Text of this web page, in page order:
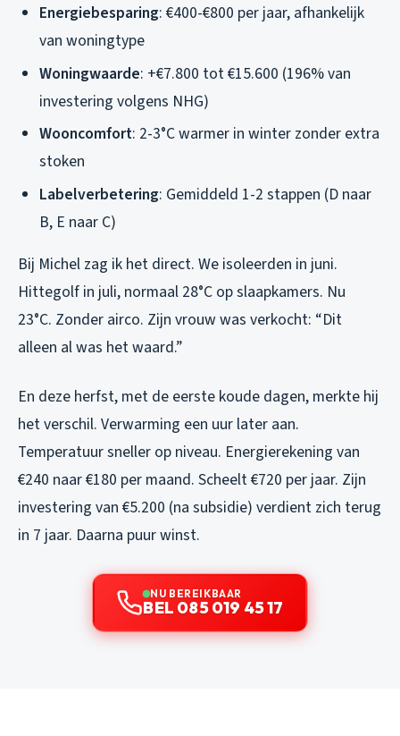
Energiebesparing: €400-€800 per jaar, afhankelijk
van woningtype
Woningwaarde: +€7.800 tot €15.600 (196% van
investering volgens NHG)
Wooncomfort: 2-3°C warmer in winter zonder extra
stoken
Labelverbetering: Gemiddeld 1-2 stappen (D naar
B, E naar C)
Bij Michel zag ik het direct. We isoleerden in juni.
Hittegolf in juli, normaal 28°C op slaapkamers. Nu
23°C. Zonder airco. Zijn vrouw was verkocht: “Dit
alleen al was het waard.”
En deze herfst, met de eerste koude dagen, merkte hij
het verschil. Verwarming een uur later aan.
Temperatuur sneller op niveau. Energierekening van
€240 naar €180 per maand. Scheelt €720 per jaar. Zijn
investering van €5.200 (na subsidie) verdient zich terug
in 7 jaar. Daarna puur winst.
NU BEREIKBAAR
BEL 085 019 45 17